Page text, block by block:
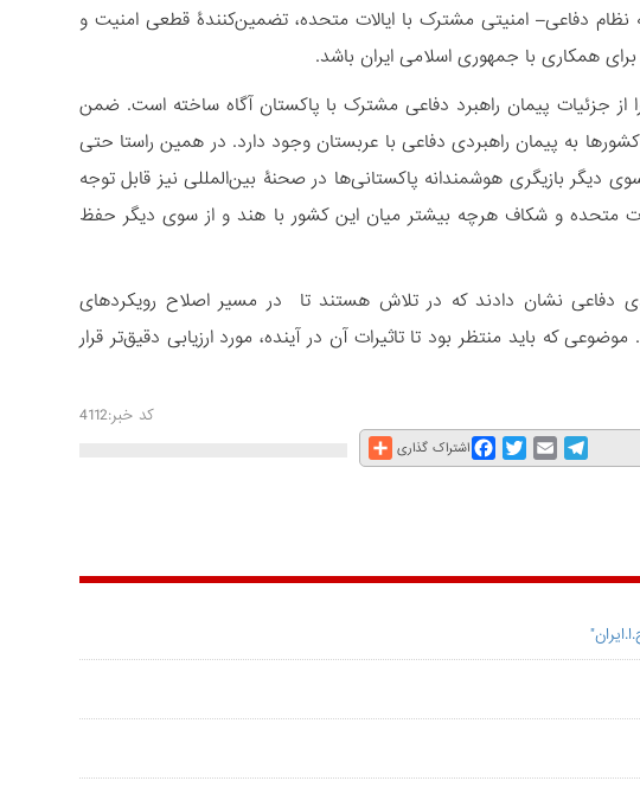
دفاعی– امنیتی مشترک با ایالات متحده، تضمین‌کنندۀ قطعی امنیت و
همکاری با جمهوری اسلامی ایران باشد.
از جزئیات پیمان راهبرد دفاعی مشترک با پاکستان آگاه ساخته است. ضمن
به پیمان راهبردی دفاعی با عربستان وجود دارد. در همین راستا حتی
بازیگری هوشمندانه پاکستانی‌ها در صحنۀ بین‌المللی نیز قابل توجه
متحده و شکاف هرچه بیشتر میان این کشور با هند و از سوی دیگر حفظ
دفاعی نشان دادند که در تلاش هستند تا در مسیر اصلاح رویکردهای
که باید منتظر بود تا تاثیرات آن در آینده، مورد ارزیابی دقیق‌تر قرار
کد خبر:4112
Share اشتراک گذاری
FacebookTwitterEmail
Telegram